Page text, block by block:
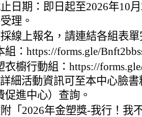
日期：即日起至2026年10
理。
線上報名，請連結各組表
組：https://forms.gle/
衣櫥行動組：https://
細活動資訊可至本中心臉
促進中心）查詢。
「2026年金塑獎-我行！我